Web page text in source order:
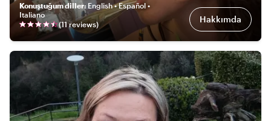
Konuştuğum diller: English • Español •
Italiano
(11reviews) Hakkımda